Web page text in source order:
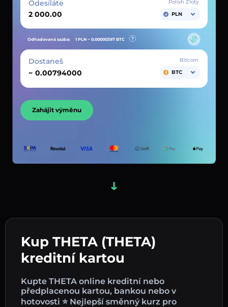
Kup THETA (THETA)
kreditní kartou
Kupte THETA online kreditní nebo
předplacenou kartou, bankou nebo v
hotovosti ⭐ Nejlepší směnný kurz pro
Odesíláte
Polish Zloty
PLN
Odhadovaná sazba: 1 PLN ~ 0.00000397 BTC
Dostaneš
~
Bitcoin
BTC
Zahájit výměnu